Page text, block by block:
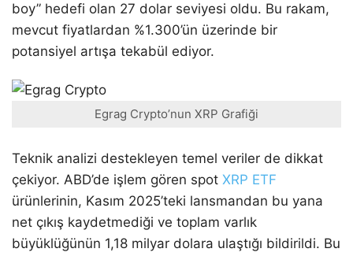
boy” hedefi olan 27 dolar seviyesi oldu. Bu rakam,
mevcut fiyatlardan %1.300’ün üzerinde bir
potansiyel artışa tekabül ediyor.
Egrag Crypto’nun XRP Grafiği
Teknik analizi destekleyen temel veriler de dikkat
çekiyor. ABD’de işlem gören spot XRP ETF
ürünlerinin, Kasım 2025’teki lansmandan bu yana
net çıkış kaydetmediği ve toplam varlık
büyüklüğünün 1,18 milyar dolara ulaştığı bildirildi. Bu